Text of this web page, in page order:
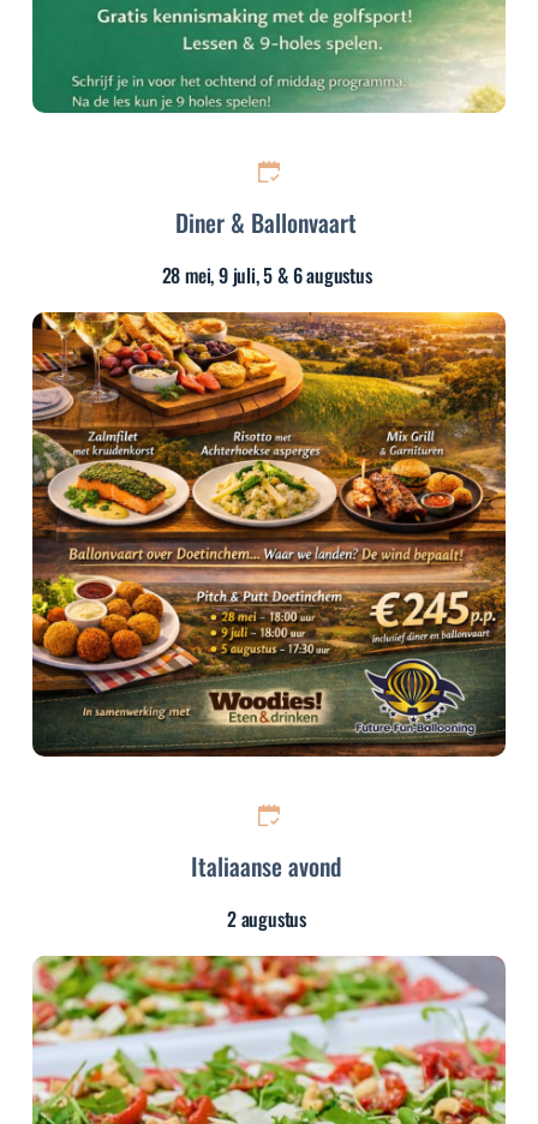
Diner & Ballonvaart
28 mei, 9 juli, 5 & 6 augustus
Italiaanse avond
2 augustus